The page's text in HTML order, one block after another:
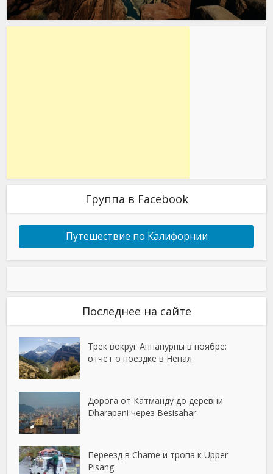
Группа в Facebook
Путешествие по Калифорнии
Последнее на сайте
Трек вокруг Аннапурны в ноябре:
отчет о поездке в Непал
Дорога от Катманду до деревни
Dharapani через Besisahar
Переезд в Chame и тропа к Upper
Pisang